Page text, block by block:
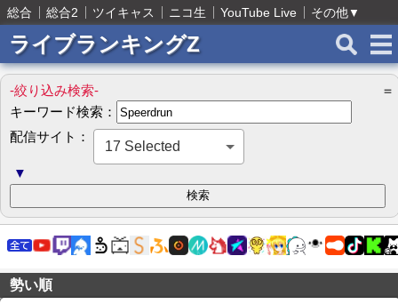
総合 総合2 ツイキャス ニコ生 YouTube Live その他▼
ライブランキングZ
-絞り込み検索-
＝
キーワード検索：
配信サイト：
17 Selected
▼
勢い順